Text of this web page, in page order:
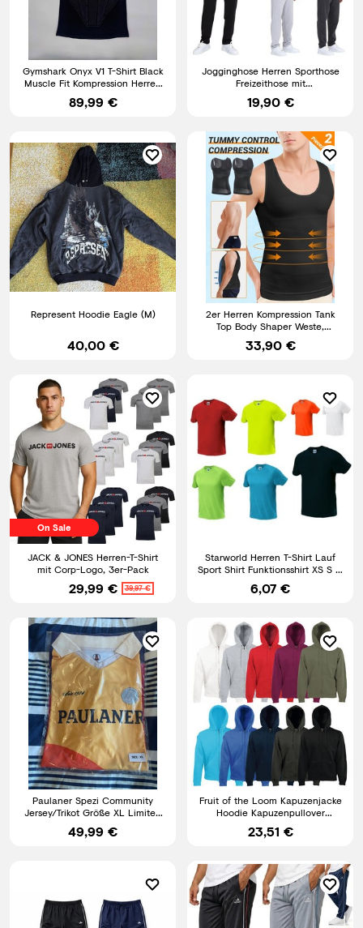
Gymshark Onyx V1 T-Shirt Black
Muscle Fit Kompression Herren
Neu |M|L|XL|
89,99 €
Jogginghose Herren Sporthose
Freizeithose mit
Reißverschlusstaschen COMEOR
19,90 €
Represent Hoodie Eagle (M)
40,00 €
2er Herren Kompression Tank
Top Body Shaper Weste,
Bauchweg Shapewear
Unterhemd
33,90 €
On Sale
JACK & JONES Herren-T-Shirt
mit Corp-Logo, 3er-Pack
29,99 € 39,97 €
Starworld Herren T-Shirt Lauf
Sport Shirt Funktionsshirt XS S M
L XL XXL SW300
6,07 €
Paulaner Spezi Community
Jersey/Trikot Größe XL Limited
Edition Neu OVP
49,99 €
Fruit of the Loom Kapuzenjacke
Hoodie Kapuzenpullover
Sweatshirt Pullover S-XXL
23,51 €